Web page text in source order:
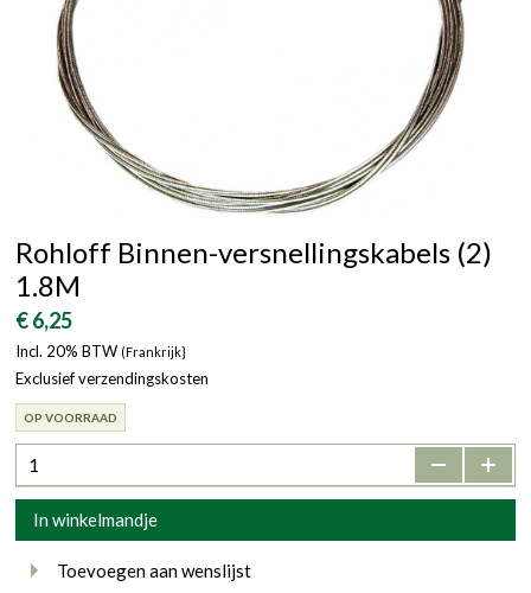
Rohloff Binnen-versnellingskabels (2)
1.8M
€ 6,25
Incl. 20% BTW (Frankrijk}
Exclusief verzendingskosten
OP VOORRAAD
- +
In winkelmandje
Toevoegen aan wenslijst